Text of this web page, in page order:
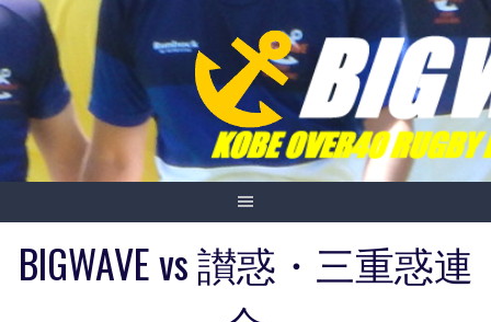
Skip
content
BIGWAVE vs 讃惑・三重惑連